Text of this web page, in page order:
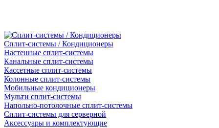
Сплит-системы / Кондиционеры
Настенные сплит-системы
Канальные сплит-системы
Кассетные сплит-системы
Колонные сплит-системы
Мобильные кондиционеры
Мульти сплит-системы
Напольно-потолочные сплит-системы
Сплит-системы для серверной
Аксессуары и комплектующие